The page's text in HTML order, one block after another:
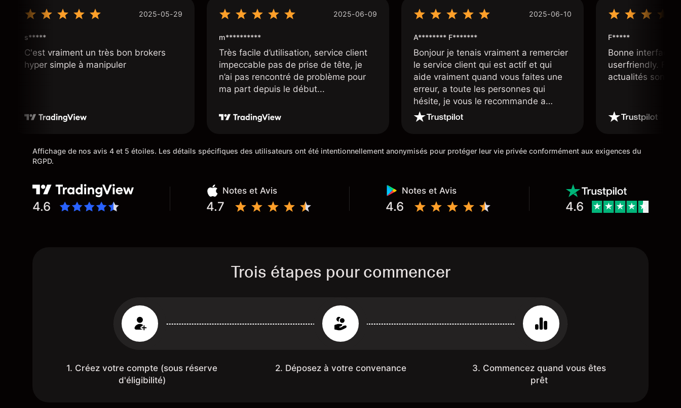
2025-05-29
s*****
C'est vraiment un très bon brokers
hyper simple à manipuler
2025-06-09
m**********
Très facile d’utilisation, service client
impeccable pas de prise de tête, je
n’ai pas rencontré de problème pour
ma part depuis le début...
2025-06-10
A******** F*******
Bonjour je tenais vraiment a remercier
le service client qui est actif et qui
aide vraiment quand vous faites une
erreur, a toute les personnes qui
hésite, je vous le recommande a
100%. Un courtier très fiable et digne
F*****
Bonne interface
userfriendly.
actualités sont
Affichage de nos avis 4 et 5 étoiles. Les détails spécifiques des utilisateurs ont été intentionnellement anonymisés pour protéger leur vie privée conformément aux exigences du
RGPD.
4.6
Notes et Avis
4.7
Notes et Avis
4.6 4.6
Trois étapes pour commencer
1. Créez votre compte (sous réserve
d'éligibilité)
2. Déposez à votre convenance
3. Commencez quand vous êtes
prêt